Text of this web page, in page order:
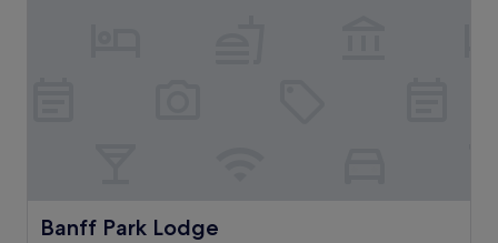
Banff Park Lodge
Banff Park Lodge